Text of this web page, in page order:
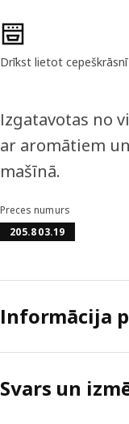
Preces īpašības
Drīkst lietot cepeškrāsnī
Izgatavotas no
ar aromātiem
mašīnā.
Preces numurs
205.803.19
Informācija
Svars un